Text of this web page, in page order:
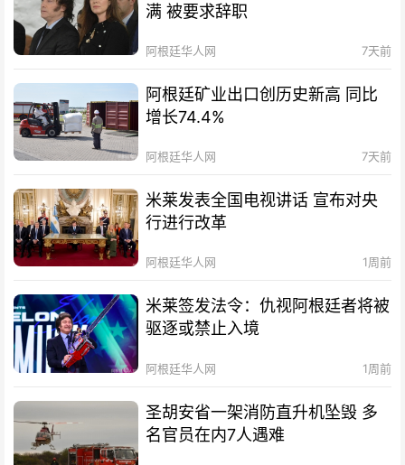
满 被要求辞职
阿根廷华人网 7天前
阿根廷矿业出口创历史新高 同比
增长74.4%
阿根廷华人网 7天前
米莱发表全国电视讲话 宣布对央
行进行改革
阿根廷华人网 1周前
米莱签发法令：仇视阿根廷者将被
驱逐或禁止入境
阿根廷华人网 1周前
圣胡安省一架消防直升机坠毁 多
名官员在内7人遇难